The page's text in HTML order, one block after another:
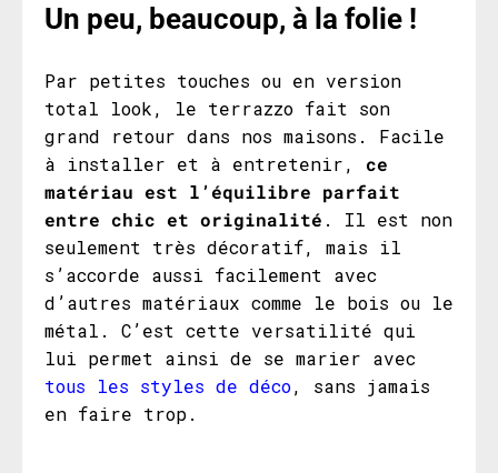
Un peu, beaucoup, à la folie !
Par petites touches ou en version
total look, le terrazzo fait son
grand retour dans nos maisons. Facile
à installer et à entretenir, ce
matériau est l’équilibre parfait
entre chic et originalité . Il est non
seulement très décoratif, mais il
s’accorde aussi facilement avec
d’autres matériaux comme le bois ou le
métal. C’est cette versatilité qui
lui permet ainsi de se marier avec
tous les styles de déco, sans jamais
en faire trop.